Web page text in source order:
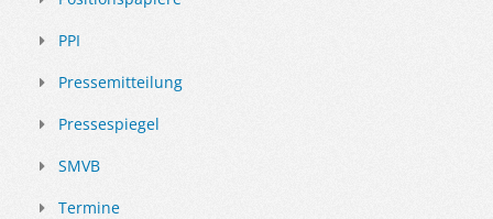
PPI
Pressemitteilung
Pressespiegel
SMVB
Termine